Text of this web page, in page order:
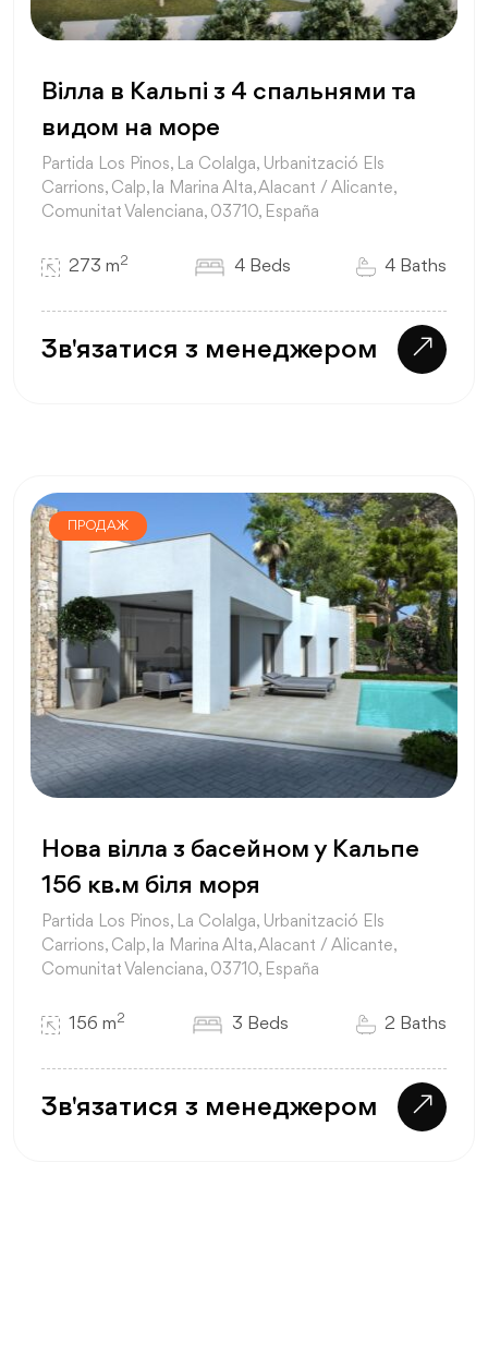
Вілла в Кальпі з 4 спальнями та
видом на море
Partida Los Pinos, La Colalga, Urbanització Els
Carrions, Calp, la Marina Alta, Alacant / Alicante,
Comunitat Valenciana, 03710, España
273 m2 4 Beds 4 Baths
Зв'язатися з менеджером
ПРОДАЖ
Нова вілла з басейном у Кальпе
156 кв.м біля моря
Partida Los Pinos, La Colalga, Urbanització Els
Carrions, Calp, la Marina Alta, Alacant / Alicante,
Comunitat Valenciana, 03710, España
156 m2 3 Beds 2 Baths
Зв'язатися з менеджером